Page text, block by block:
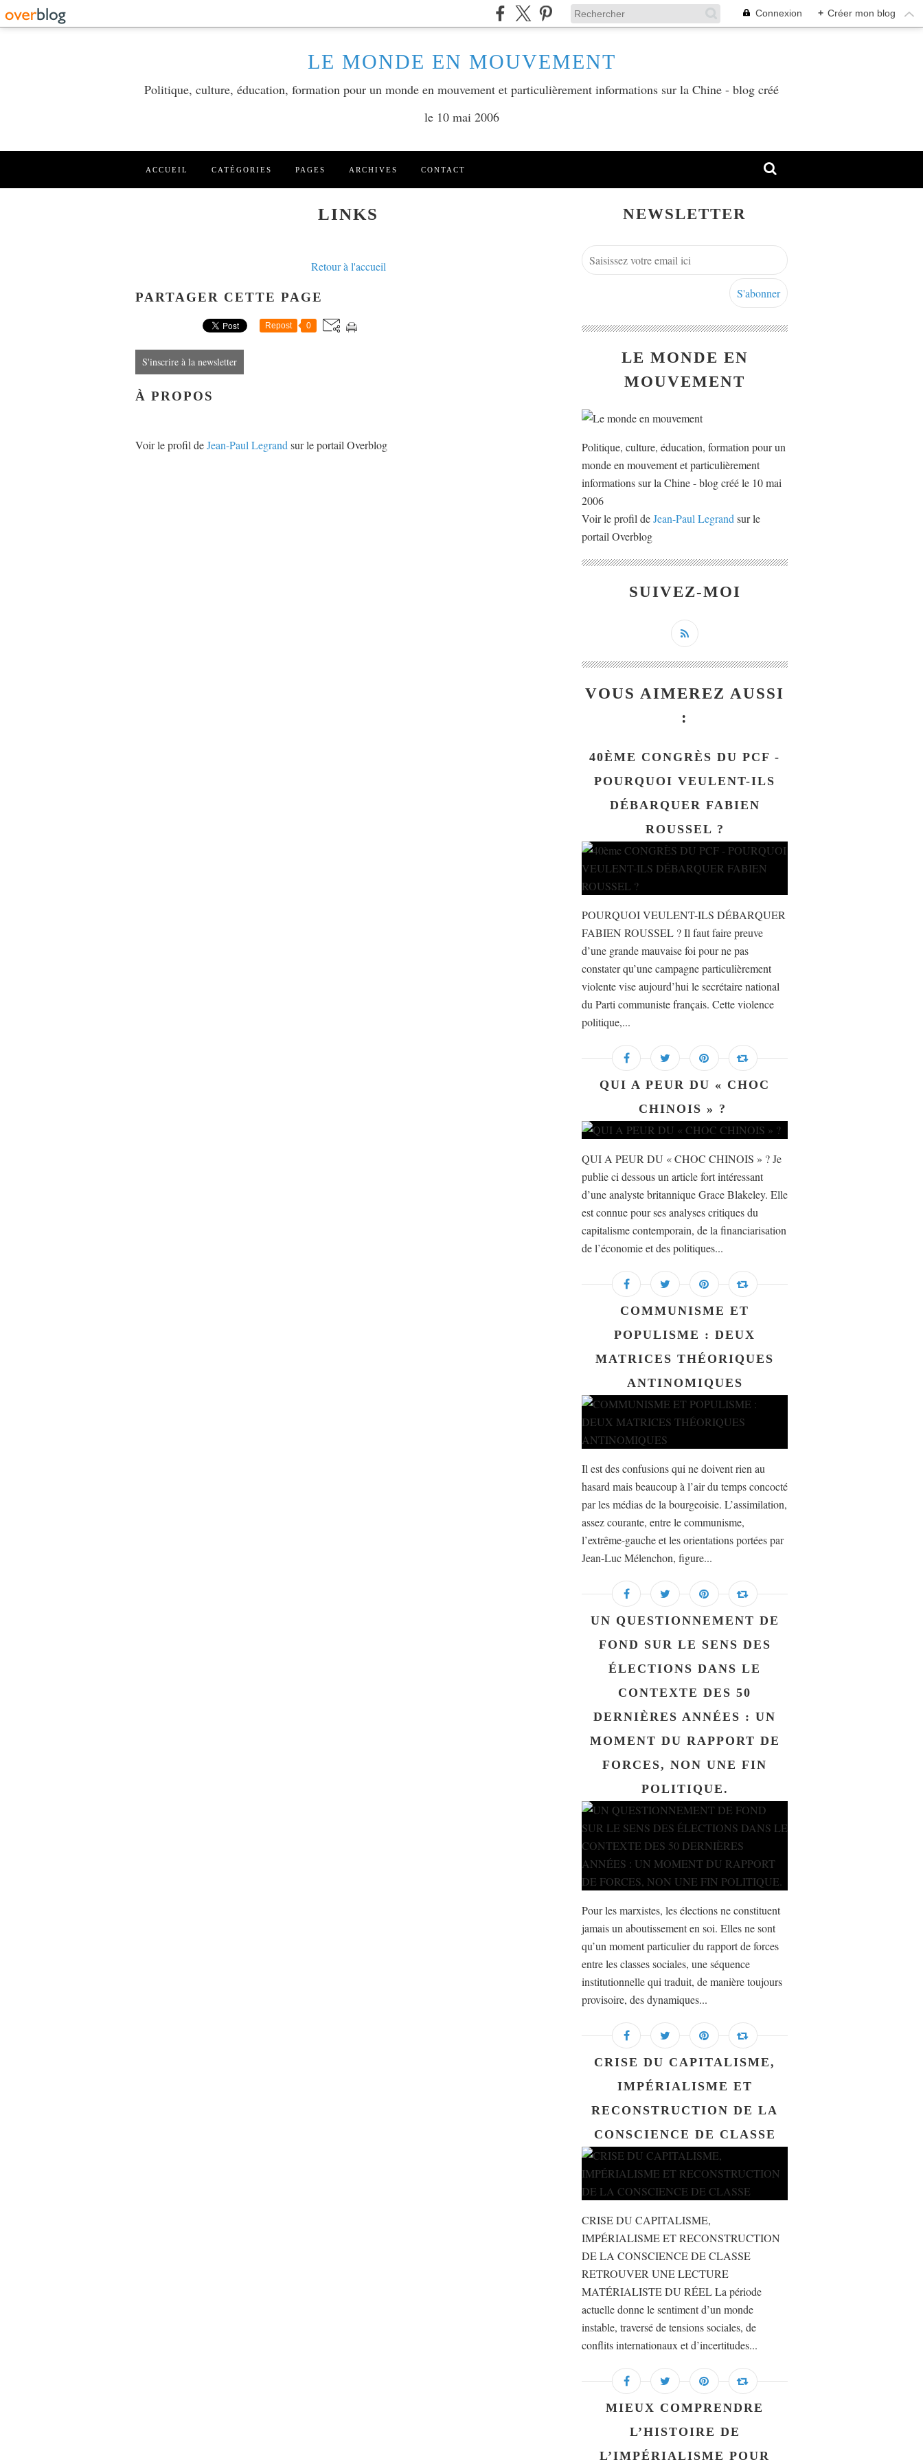
Connexion + Créer mon blog
LE MONDE EN MOUVEMENT
Politique, culture, éducation, formation pour un monde en mouvement et particulièrement informations sur la Chine - blog créé
le 10 mai 2006
ACCUEIL CATÉGORIES PAGES ARCHIVES CONTACT
LINKS
Retour à l'accueil
PARTAGER CETTE PAGE
Repost 0
S'inscrire à la newsletter
À PROPOS
Voir le profil deJean-Paul Legrand sur le portail Overblog
NEWSLETTER
LE MONDE EN
MOUVEMENT
Politique, culture, éducation, formation pour un
monde en mouvement et particulièrement
informations sur la Chine - blog créé le 10 mai
2006
Voir le profil deJean-Paul Legrand sur le
portail Overblog
SUIVEZ-MOI
VOUS AIMEREZ AUSSI
:
40ÈME CONGRÈS DU PCF -
POURQUOI VEULENT-ILS
DÉBARQUER FABIEN
ROUSSEL ?
POURQUOI VEULENT-ILS DÉBARQUER
FABIEN ROUSSEL ? Il faut faire preuve
d’une grande mauvaise foi pour ne pas
constater qu’une campagne particulièrement
violente vise aujourd’hui le secrétaire national
du Parti communiste français. Cette violence
politique,...
QUI A PEUR DU « CHOC
CHINOIS » ?
QUI A PEUR DU « CHOC CHINOIS » ? Je
publie ci dessous un article fort intéressant
d’une analyste britannique Grace Blakeley. Elle
est connue pour ses analyses critiques du
capitalisme contemporain, de la financiarisation
de l’économie et des politiques...
COMMUNISME ET
POPULISME : DEUX
MATRICES THÉORIQUES
ANTINOMIQUES
Il est des confusions qui ne doivent rien au
hasard mais beaucoup à l’air du temps concocté
par les médias de la bourgeoisie. L’assimilation,
assez courante, entre le communisme,
l’extrême-gauche et les orientations portées par
Jean-Luc Mélenchon, figure...
UN QUESTIONNEMENT DE
FOND SUR LE SENS DES
ÉLECTIONS DANS LE
CONTEXTE DES 50
DERNIÈRES ANNÉES : UN
MOMENT DU RAPPORT DE
FORCES, NON UNE FIN
POLITIQUE.
Pour les marxistes, les élections ne constituent
jamais un aboutissement en soi. Elles ne sont
qu’un moment particulier du rapport de forces
entre les classes sociales, une séquence
institutionnelle qui traduit, de manière toujours
provisoire, des dynamiques...
CRISE DU CAPITALISME,
IMPÉRIALISME ET
RECONSTRUCTION DE LA
CONSCIENCE DE CLASSE
CRISE DU CAPITALISME,
IMPÉRIALISME ET RECONSTRUCTION
DE LA CONSCIENCE DE CLASSE
RETROUVER UNE LECTURE
MATÉRIALISTE DU RÉEL La période
actuelle donne le sentiment d’un monde
instable, traversé de tensions sociales, de
conflits internationaux et d’incertitudes...
MIEUX COMPRENDRE
L’HISTOIRE DE
L’IMPÉRIALISME POUR